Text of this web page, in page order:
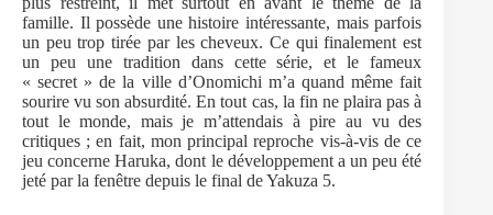
famille. Il possède une histoire intéressante, mais parfois
un peu trop tirée par les cheveux. Ce qui finalement est
un peu une tradition dans cette série, et le fameux
« secret » de la ville d’Onomichi m’a quand même fait
sourire vu son absurdité. En tout cas, la fin ne plaira pas à
tout le monde, mais je m’attendais à pire au vu des
critiques ; en fait, mon principal reproche vis-à-vis de ce
jeu concerne Haruka, dont le développement a un peu été
jeté par la fenêtre depuis le final de Yakuza 5.